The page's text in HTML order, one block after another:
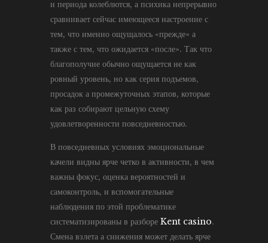
и периода колеблются, а психика непрерывно
сравнивает сейчас имеющееся настроение с
тем, что именно ощущалось «прежде» а
также с тем, что ожидается «после». Так что
благополучие обычно ощущается не как
ровный уровень, но как серия подъемов,
просадок а промежуточных этапов, которые
как раз собирают цельную схему
удовлетворенности повседневностью.
В повседневных условиях эмоциональные
качели видны ярче четко в активности, в чем
важны фокус, оценка вероятностей и
самоконтроль, и вспомогательные
наблюдения по этой проблематике
систематизированы в разборе Kent casino.
Смена взлета а снижения может делать ярче